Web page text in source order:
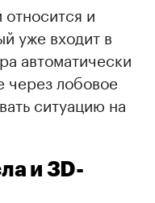
и
уже входит в
автоматически
через лобовое
ситуацию на
и 3D-